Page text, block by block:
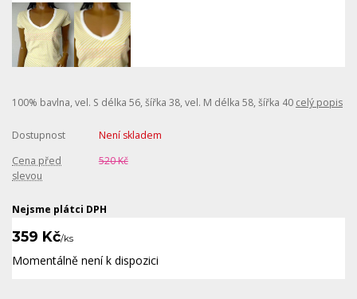
100% bavlna, vel. S délka 56, šířka 38, vel. M délka 58, šířka 40 celý popis
Dostupnost
Není skladem
Cena před
slevou
520 Kč
Nejsme plátci DPH
359 Kč/ks
Momentálně není k dispozici